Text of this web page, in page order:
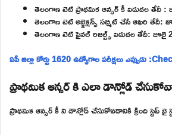
తెలంగాణ టెట్ ప్రాథమిక ఆన్సర్ కీ విడుదల తేదీ :
తెలంగాణ టెట్ అబ్జెక్షన్స్ సబ్మిట్ చేసే ఆఖరి తేదీ:
తెలంగాణ టెట్ ఫైనల్ రిజల్ట్స్ విడుదల తేదీ: జూలై
ఏపీ జిల్లా కోర్టు 1620 ఉద్యోగాల పరీక్షలు ఎప్పుడు
ప్రాథమిక ఆన్సర్ కి ఎలా డౌన్లోడ్
ప్రాథమిక ఆన్సర్ కీ ని డౌన్లోడ్ చేసుకోవడానికి క్రింది స్టెప్ బై